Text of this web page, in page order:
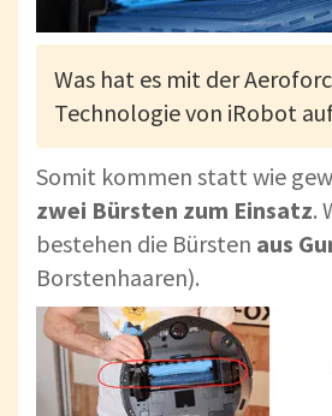
Was hat es mit der
Technologie von iRobot
Somit kommen statt wie
zwei Bürsten zum Einsatz.
bestehen die Bürsten aus
Borstenhaaren).